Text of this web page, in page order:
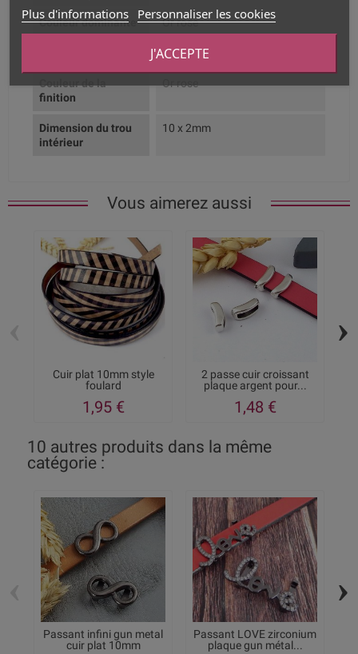
Couleur dominante Or rose
Passe cuir
Couleur de la
finition
Or rose
Dimension du trou
intérieur
10 x 2mm
Vous aimerez aussi
Cuir plat 10mm style
foulard
1,95 €
2 passe cuir croissant
plaque argent pour...
1,48 €
›
10 autres produits dans la même
catégorie :
Passant infini gun metal
cuir plat 10mm
Passant LOVE zirconium
plaque gun métal...
›
Plus d'informations Personnaliser les cookies
J'ACCEPTE